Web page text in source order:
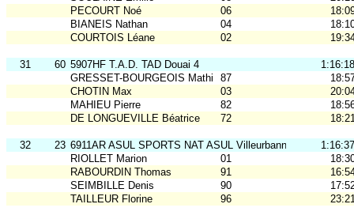
PECOURT Noé
06
BIANEIS Nathan
04
COURTOIS Léane
02
31 60 5907HF T.A.D. TAD Douai 4
1:16:18
GRESSET-BOURGEOIS Mathilde87
CHOTIN Max
03
MAHIEU Pierre
82
DE LONGUEVILLE Béatrice
72
32 23 6911AR ASUL SPORTS NAT ASUL Villeurbanne 3
1:16:37
RIOLLET Marion
01
RABOURDIN Thomas
91
SEIMBILLE Denis
90
TAILLEUR Florine
96